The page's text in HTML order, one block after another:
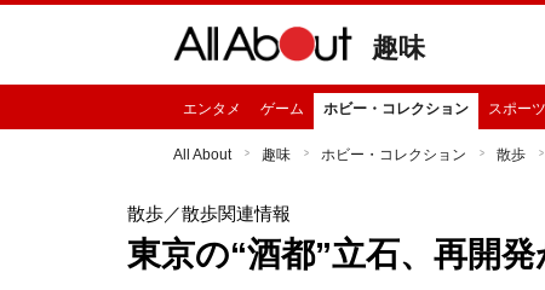
趣味
エンタメ ゲーム ホビー・コレクション スポー
All About 趣味 ホビー・コレクション 散歩
散歩／散歩関連情報
東京の“酒都”立石、再開